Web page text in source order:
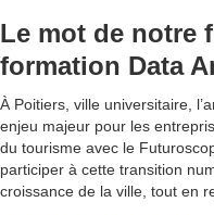
Le mot de notre
formation Data
À Poitiers, ville universitaire,
enjeu majeur pour les
du tourisme avec le
participer à cette transition
croissance de la ville, tout en